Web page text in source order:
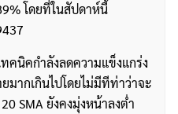
โดยที่ในสัปดาห์นี้
คนิคกำลังลดความแข็งแกร่ง
มากเกินไปโดยไม่มีทีท่าว่าจะ
SMA ยังคงมุ่งหน้าลงต่ำ